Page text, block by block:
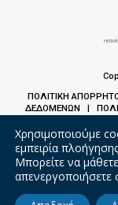
ΠΟΛΙΤΙΚΗ
ΔΕΔΟΜΕΝΩΝ |
Χρησιμοποιούμε
εμπειρία
Μπορείτε να
απενεργοποιήσετε